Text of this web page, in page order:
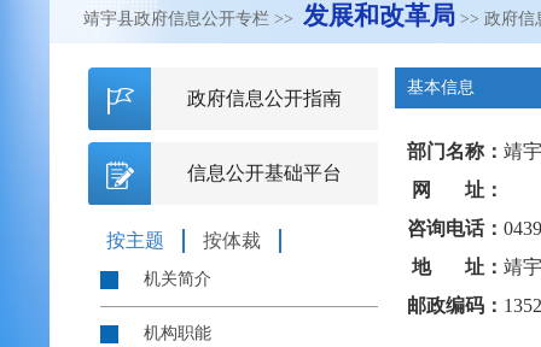
靖宇县政府信息公开专栏 >> 发展和改革局 >> 政府信
基本信息
部门名称： 靖
网 址：
咨询电话：
地 址： 靖
邮政编码：
政府信息公开指南
信息公开基础平台
按主题 按体裁
机关简介
机构职能